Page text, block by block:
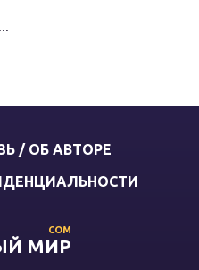
/ ОБ АВТОРЕ
МИР
COM